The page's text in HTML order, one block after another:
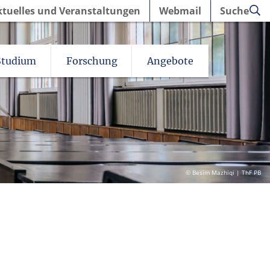
Forschung Angebote
und Veranstaltungen Webmail Suche
© Besim Mazhiqi | ThF PB